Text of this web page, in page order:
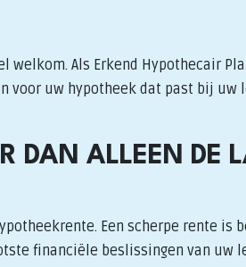
Als Erkend Hypothecair
voor uw hypotheek dat past bij uw
DAN ALLEEN DE
Een scherpe rente is
financiële beslissingen van uw